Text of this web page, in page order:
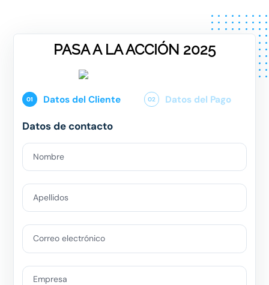
PASA A LA ACCIÓN 2025
01 Datos del Cliente 02 Datos del Pago
Datos de contacto
Nombre
Apellidos
Correo electrónico
Empresa